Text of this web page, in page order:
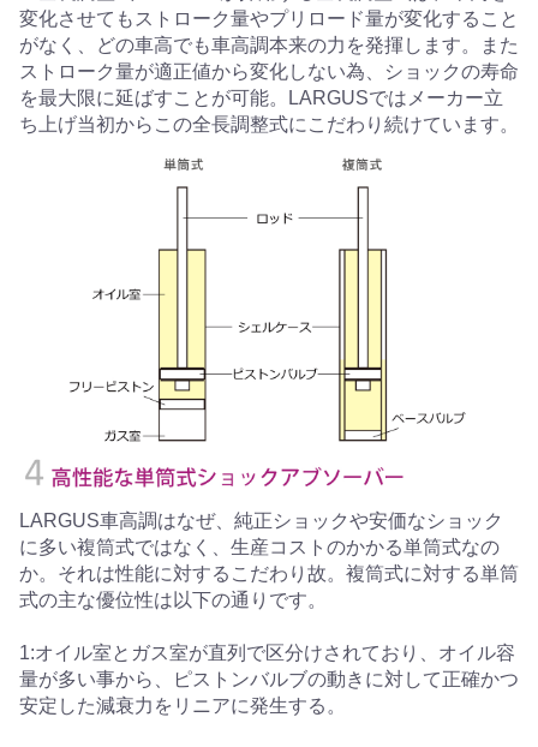
変化させてもストローク量やプリロード量が変化すること
がなく、どの車高でも車高調本来の力を発揮します。また
ストローク量が適正値から変化しない為、ショックの寿命
を最大限に延ばすことが可能。LARGUSではメーカー立
ち上げ当初からこの全長調整式にこだわり続けています。
LARGUS車高調はなぜ、純正ショックや安価なショック
に多い複筒式ではなく、生産コストのかかる単筒式なの
か。それは性能に対するこだわり故。複筒式に対する単筒
式の主な優位性は以下の通りです。
1:オイル室とガス室が直列で区分けされており、オイル容
量が多い事から、ピストンバルブの動きに対して正確かつ
安定した減衰力をリニアに発生する。